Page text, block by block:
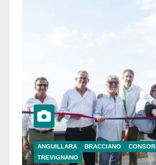
ANGUILLARA BRACCIANO
TREVIGNANO